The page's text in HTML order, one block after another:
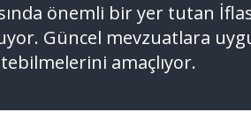
önemli bir yer tutan
Güncel mevzuatlara
amaçlıyor.